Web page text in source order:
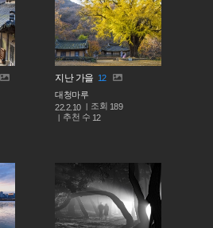
지난 가을 12
대청마루
22.2.10
조회 189
추천 수 12